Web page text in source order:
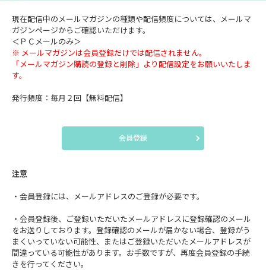
現在配信中のメールマガジンの種類や配信頻度については、メールマ
ガジンページからご確認いただけます。
＜ＰＣメールのみ＞
※ メールマガジンは会員登録だけでは配信されません。
「メールマガジン購読の登録と削除」より配信設定をお願いいたしま
す。
発行頻度：毎月２回【無料配信】
会員登録
注意
・会員登録には、メールアドレスのご登録が必要です。
・会員登録後、ご登録いただいたメールアドレスに登録確認のメール
をお送りしております。登録確認のメールが届かない場合、登録がう
まくいっていない可能性、またはご登録いただいたメールアドレスが
間違っている可能性があります。お手数ですが、再度会員登録の手続
きを行ってください。